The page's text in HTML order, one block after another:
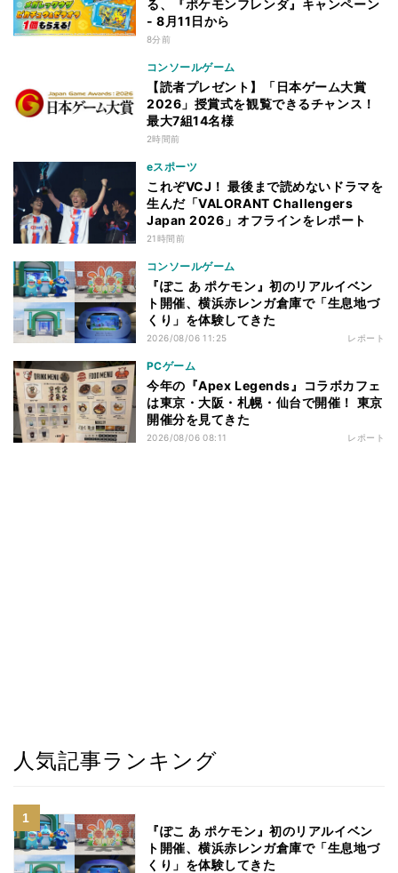
る、『ポケモンフレンダ』キャンペーン
- 8月11日から
8分前
コンソールゲーム
【読者プレゼント】「日本ゲーム大賞
2026」授賞式を観覧できるチャンス！
最大7組14名様
2時間前
eスポーツ
これぞVCJ！ 最後まで読めないドラマを
生んだ「VALORANT Challengers
Japan 2026」オフラインをレポート
21時間前
コンソールゲーム
『ぽこ あ ポケモン』初のリアルイベン
ト開催、横浜赤レンガ倉庫で「生息地づ
くり」を体験してきた
2026/08/06 11:25 レポート
PCゲーム
今年の『Apex Legends』コラボカフェ
は東京・大阪・札幌・仙台で開催！ 東京
開催分を見てきた
2026/08/06 08:11 レポート
人気記事ランキング
『ぽこ あ ポケモン』初のリアルイベン
ト開催、横浜赤レンガ倉庫で「生息地づ
くり」を体験してきた